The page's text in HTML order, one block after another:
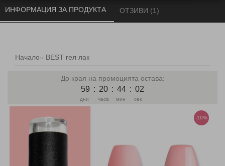
Начало BEST гел лак
ИНФОРМАЦИЯ ЗА ПРОДУКТА ОТЗИВИ (1)
До края на промоцията остава:
59
дни
: 20
часа
: 44
мин
: 01
сек
-10%